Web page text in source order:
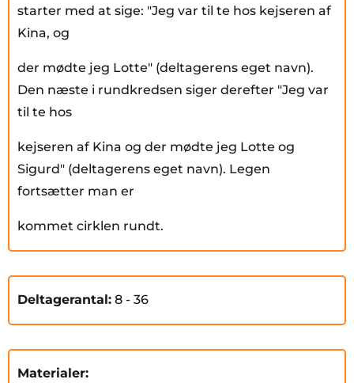
starter med at sige: "Jeg var til te hos kejseren af
Kina, og
der mødte jeg Lotte" (deltagerens eget navn).
Den næste i rundkredsen siger derefter "Jeg var
til te hos
kejseren af Kina og der mødte jeg Lotte og
Sigurd" (deltagerens eget navn). Legen
fortsætter man er
kommet cirklen rundt.
Deltagerantal: 8 - 36
Materialer: